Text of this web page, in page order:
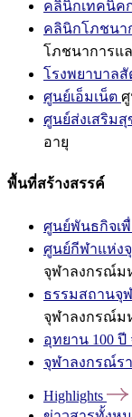
คลินิกเทคนิค
คลินิกโภชนา
โภชนาการแ
โรงพยาบาลสั
ศูนย์เอ็มเน็ต ศู
ศูนย์ส่งเสริม
อายุ
พื้นที่สร้างสรรค์
ศูนย์พันธกิจเ
ศูนย์กีฬาแห่ง
จุฬาลงกรณ์ม
ธรรมสถานจุ
จุฬาลงกรณ์ม
อุทยาน 100 ปี
จุฬาลงกรณ์ร
Highlights